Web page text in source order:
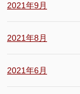
2021年9月
2021年8月
2021年6月